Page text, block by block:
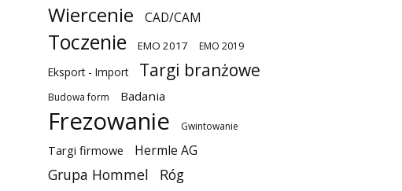
Wiercenie CAD/CAM
Toczenie EMO 2017 EMO 2019
Eksport - Import Targi branżowe
Budowa form Badania
Frezowanie Gwintowanie
Targi firmowe Hermle AG
Grupa Hommel Róg